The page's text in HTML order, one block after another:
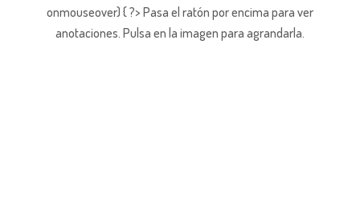
onmouseover) { ?> Pasa el ratón por encima para ver
anotaciones. Pulsa en la imagen para agrandarla.